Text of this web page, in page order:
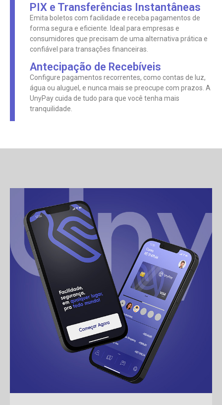
PIX e Transferências Instantâneas
Emita boletos com facilidade e receba pagamentos de
forma segura e eficiente. Ideal para empresas e
consumidores que precisam de uma alternativa prática e
confiável para transações financeiras.
Antecipação de Recebíveis
Configure pagamentos recorrentes, como contas de luz,
água ou aluguel, e nunca mais se preocupe com prazos. A
UnyPay cuida de tudo para que você tenha mais
tranquilidade.